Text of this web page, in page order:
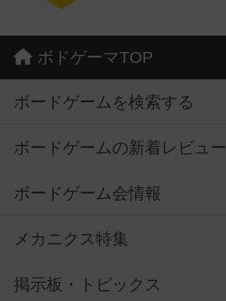
ボドゲーマTOP
ボードゲームを検索する
ボードゲームの新着レビュー
ボードゲーム会情報
メカニクス特集
掲示板・トピックス